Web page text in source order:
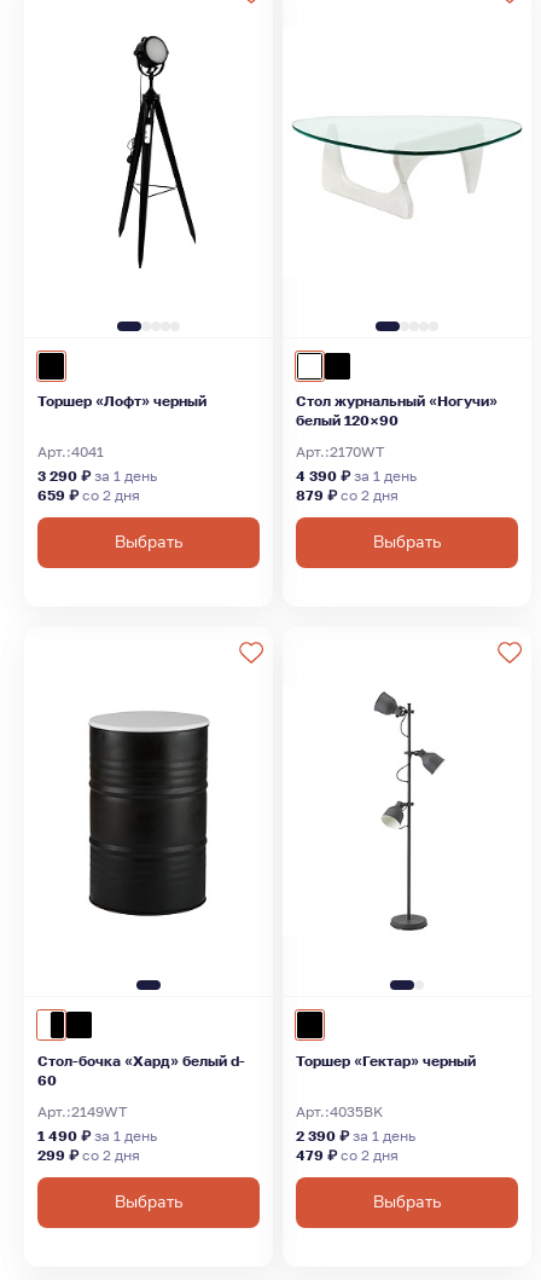
Торшер «Лофт» черный
Арт.:4041
3 290 ₽за 1 день
659 ₽со 2 дня
Выбрать
Стол журнальный «Ногучи»
белый 120×90
Арт.:2170WT
4 390 ₽за 1 день
879 ₽со 2 дня
Выбрать
Стол-бочка «Хард» белый d-
60
Арт.:2149WT
1 490 ₽за 1 день
299 ₽со 2 дня
Выбрать
Торшер «Гектар» черный
Арт.:4035BK
2 390 ₽за 1 день
479 ₽со 2 дня
Выбрать